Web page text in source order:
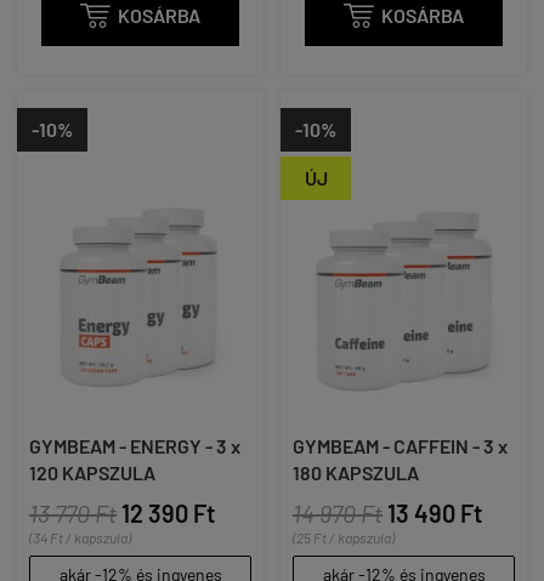
 KOSÁRBA  KOSÁRBA
-10%
GYMBEAM - ENERGY - 3 x
120 KAPSZULA
13 770 Ft 12 390 Ft
(34 Ft / kapszula)
akár -12% és ingyenes
ÚJ
-10%
GYMBEAM - CAFFEIN - 3 x
180 KAPSZULA
14 970 Ft 13 490 Ft
(25 Ft / kapszula)
akár -12% és ingyenes